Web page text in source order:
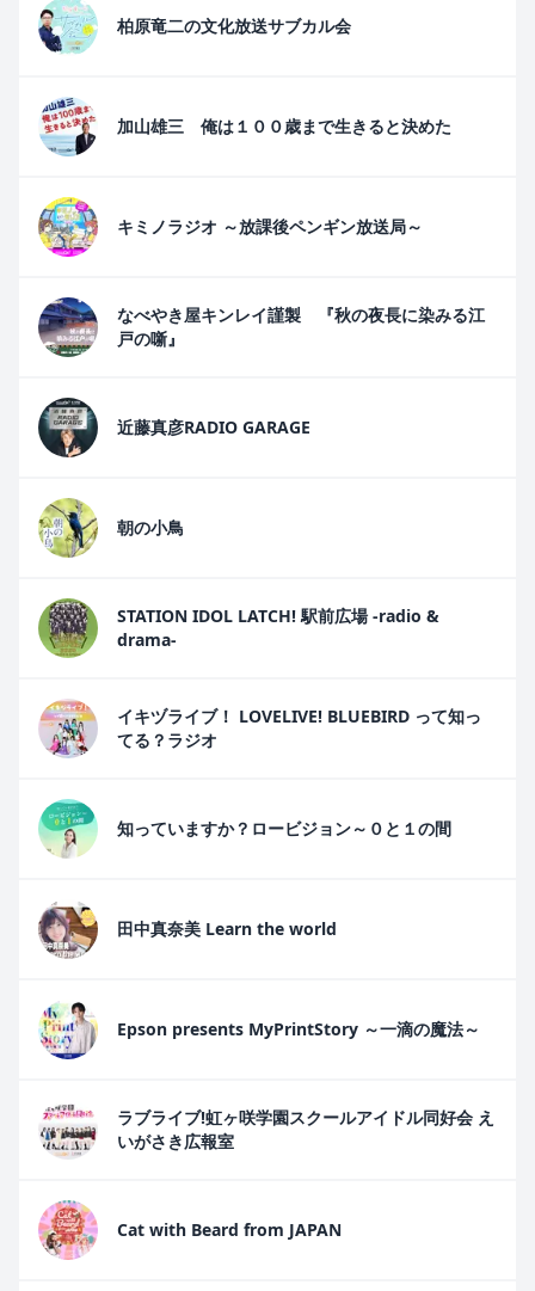
柏原竜二の文化放送サブカル会
加山雄三 俺は１００歳まで生きると決めた
キミノラジオ ～放課後ペンギン放送局～
なべやき屋キンレイ謹製 『秋の夜長に染みる江
戸の噺』
近藤真彦RADIO GARAGE
朝の小鳥
STATION IDOL LATCH! 駅前広場 -radio &
drama-
イキヅライブ！ LOVELIVE! BLUEBIRD って知っ
てる？ラジオ
知っていますか？ロービジョン～０と１の間
田中真奈美 Learn the world
Epson presents MyPrintStory ～一滴の魔法～
ラブライブ!虹ヶ咲学園スクールアイドル同好会 え
いがさき広報室
Cat with Beard from JAPAN